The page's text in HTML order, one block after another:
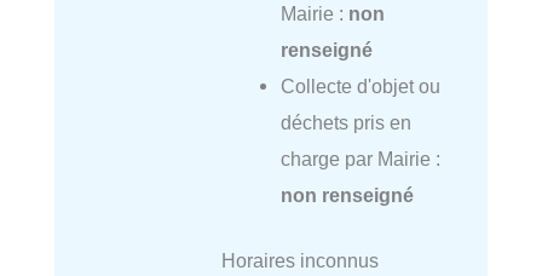
Mairie : non
renseigné
Collecte d'objet ou
déchets pris en
charge par Mairie :
non renseigné
Horaires inconnus